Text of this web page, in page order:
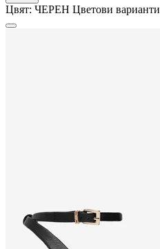
Цвят: ЧЕРЕН Цветови варианти